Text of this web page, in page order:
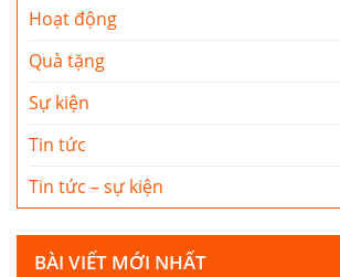
Hoạt động
Quà tặng
Sự kiện
Tin tức
Tin tức – sự kiện
BÀI VIẾT MỚI NHẤT